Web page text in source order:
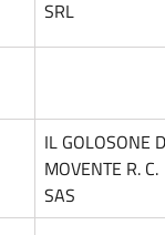
SRL
IL GOLOSONE
MOVENTE R. C.
SAS